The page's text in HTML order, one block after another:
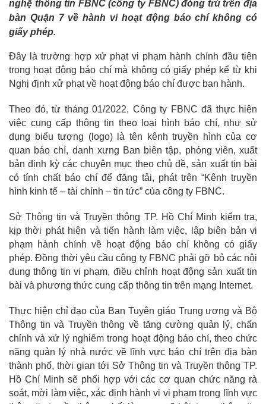
nghệ thông tin FBNC (công ty FBNC) đóng trú trên địa
bàn Quận 7 về hành vi hoạt động báo chí không có
giấy phép.
Đây là trường hợp xử phạt vi phạm hành chính đầu tiên
trong hoạt động báo chí mà không có giấy phép kể từ khi
Nghị định xử phạt về hoạt động báo chí được ban hành.
Theo đó, từ tháng 01/2022, Công ty FBNC đã thực hiện
việc cung cấp thông tin theo loại hình báo chí, như sử
dụng biểu tượng (logo) là tên kênh truyền hình của cơ
quan báo chí, danh xưng Ban biên tập, phóng viên, xuất
bản định kỳ các chuyên mục theo chủ đề, sản xuất tin bài
có tính chất báo chí để đăng tải, phát trên “Kênh truyền
hình kinh tế – tài chính – tin tức” của công ty FBNC.
Sở Thông tin và Truyền thông TP. Hồ Chí Minh kiểm tra,
kịp thời phát hiện và tiến hành làm việc, lập biên bản vi
phạm hành chính về hoạt động báo chí không có giấy
phép. Đồng thời yêu cầu công ty FBNC phải gỡ bỏ các nội
dung thông tin vi phạm, điều chỉnh hoạt động sản xuất tin
bài và phương thức cung cấp thông tin trên mạng Internet.
Thực hiện chỉ đạo của Ban Tuyên giáo Trung ương và Bộ
Thông tin và Truyền thông về tăng cường quản lý, chấn
chỉnh và xử lý nghiêm trong hoạt động báo chí, theo chức
năng quản lý nhà nước về lĩnh vực báo chí trên địa bàn
thành phố, thời gian tới Sở Thông tin và Truyền thông TP.
Hồ Chí Minh sẽ phối hợp với các cơ quan chức năng rà
soát, mời làm việc, xác định hành vi vi phạm trong lĩnh vực